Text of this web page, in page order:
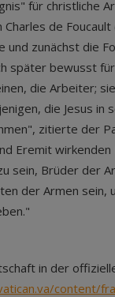
für christliche
Charles de
und zunächst die
später bewusst
die Arbeiter;
die Jesus in
zitierte der
Eremit
sein, Brüder der
der Armen sein,
in der
content/